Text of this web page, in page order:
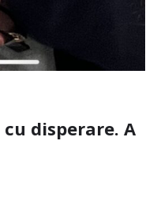
cu disperare. A